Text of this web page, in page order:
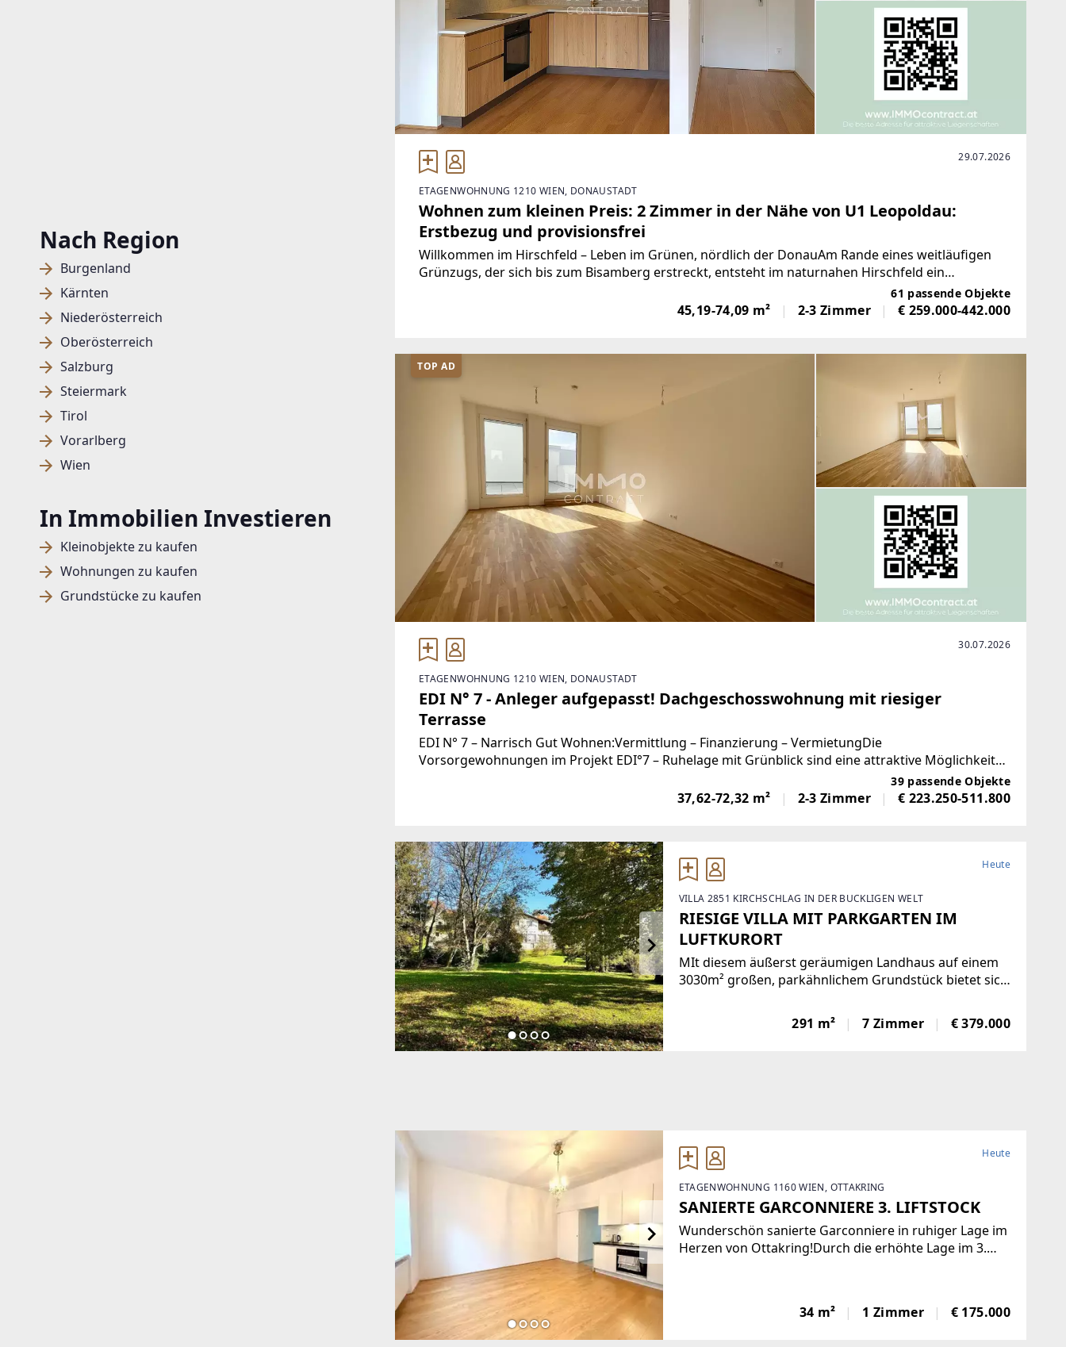
Nach Region
Burgenland
Kärnten
Niederösterreich
Oberösterreich
Salzburg
Steiermark
Tirol
Vorarlberg
Wien
In Immobilien Investieren
Kleinobjekte zu kaufen
Wohnungen zu kaufen
Grundstücke zu kaufen
29.07.2026
ETAGENWOHNUNG 1210 WIEN, DONAUSTADT
Wohnen zum kleinen Preis: 2 Zimmer in der Nähe von U1 Leopoldau:
Erstbezug und provisionsfrei
Willkommen im Hirschfeld – Leben im Grünen, nördlich der DonauAm Rande eines weitläufigen
Grünzugs, der sich bis zum Bisamberg erstreckt, entsteht im naturnahen Hirschfeld ein
61 passende Objekte
45,19-74,09 m² 2-3 Zimmer € 259.000-442.000
TOP AD
30.07.2026
ETAGENWOHNUNG 1210 WIEN, DONAUSTADT
EDI N° 7 - Anleger aufgepasst! Dachgeschosswohnung mit riesiger
Terrasse
EDI N° 7 – Narrisch Gut Wohnen:Vermittlung – Finanzierung – VermietungDie
Vorsorgewohnungen im Projekt EDI°7 – Ruhelage mit Grünblick sind eine attraktive Möglichkeit
um für die eigene Zukunft vorzusorgen – Sicherheit für mehrere Generationen39 passende Objekte
37,62-72,32 m² 2-3 Zimmer € 223.250-511.800
Heute
VILLA 2851 KIRCHSCHLAG IN DER BUCKLIGEN WELT
RIESIGE VILLA MIT PARKGARTEN IM
LUFTKURORT
MIt diesem äußerst geräumigen Landhaus auf einem
3030m² großen, parkähnlichem Grundstück bietet sich
in der beliebten Gemeinde Krumbach zu schaffen!Das
1972 in Ziegelbauweise errichtete Haus
291 m² 7 Zimmer € 379.000
Heute
ETAGENWOHNUNG 1160 WIEN, OTTAKRING
SANIERTE GARCONNIERE 3. LIFTSTOCK
Wunderschön sanierte Garconniere in ruhiger Lage im
Herzen von Ottakring!Durch die erhöhte Lage im 3.
34 m² 1 Zimmer € 175.000